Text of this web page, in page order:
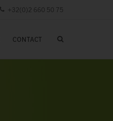
+32(0)2 660 50 75
CONTACT